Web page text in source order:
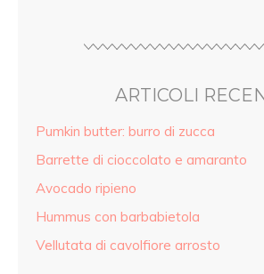
ARTICOLI
Pumkin butter: burro di zucca
Barrette di cioccolato e amaranto
Avocado ripieno
Hummus con barbabietola
Vellutata di cavolfiore arrosto